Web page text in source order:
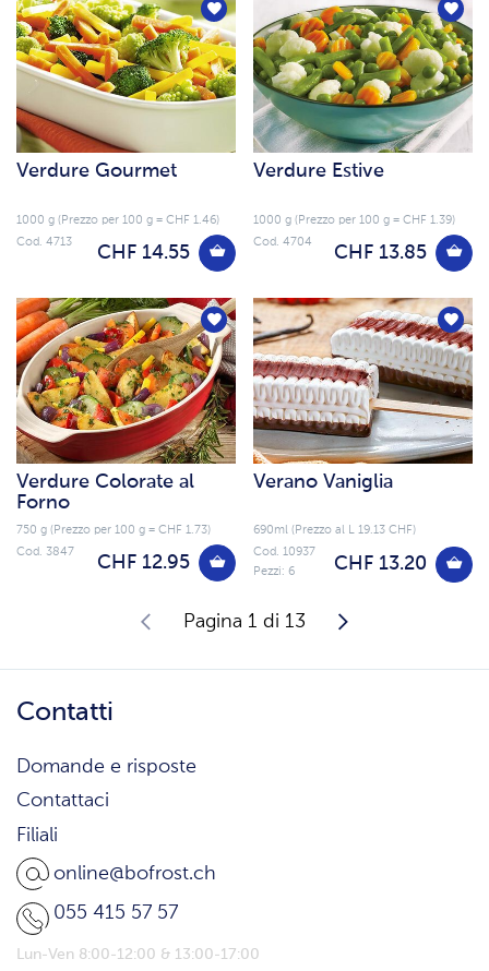
Verdure Gourmet
1000 g (Prezzo per 100 g = CHF 1.46)
CHF 14.55
Cod. 4713
Verdure Estive
1000 g (Prezzo per 100 g = CHF 1.39)
CHF 13.85
Cod. 4704
Verdure Colorate al
Forno
750 g (Prezzo per 100 g = CHF 1.73)
CHF 12.95
Cod. 3847
Verano Vaniglia
690ml (Prezzo al L 19.13 CHF)
CHF 13.20
Cod. 10937
Pezzi: 6
Pagina 1 di 13
Contatti
Domande e risposte
Contattaci
Filiali
online@bofrost.ch
055 415 57 57
Lun-Ven 8:00-12:00 & 13:00-17:00